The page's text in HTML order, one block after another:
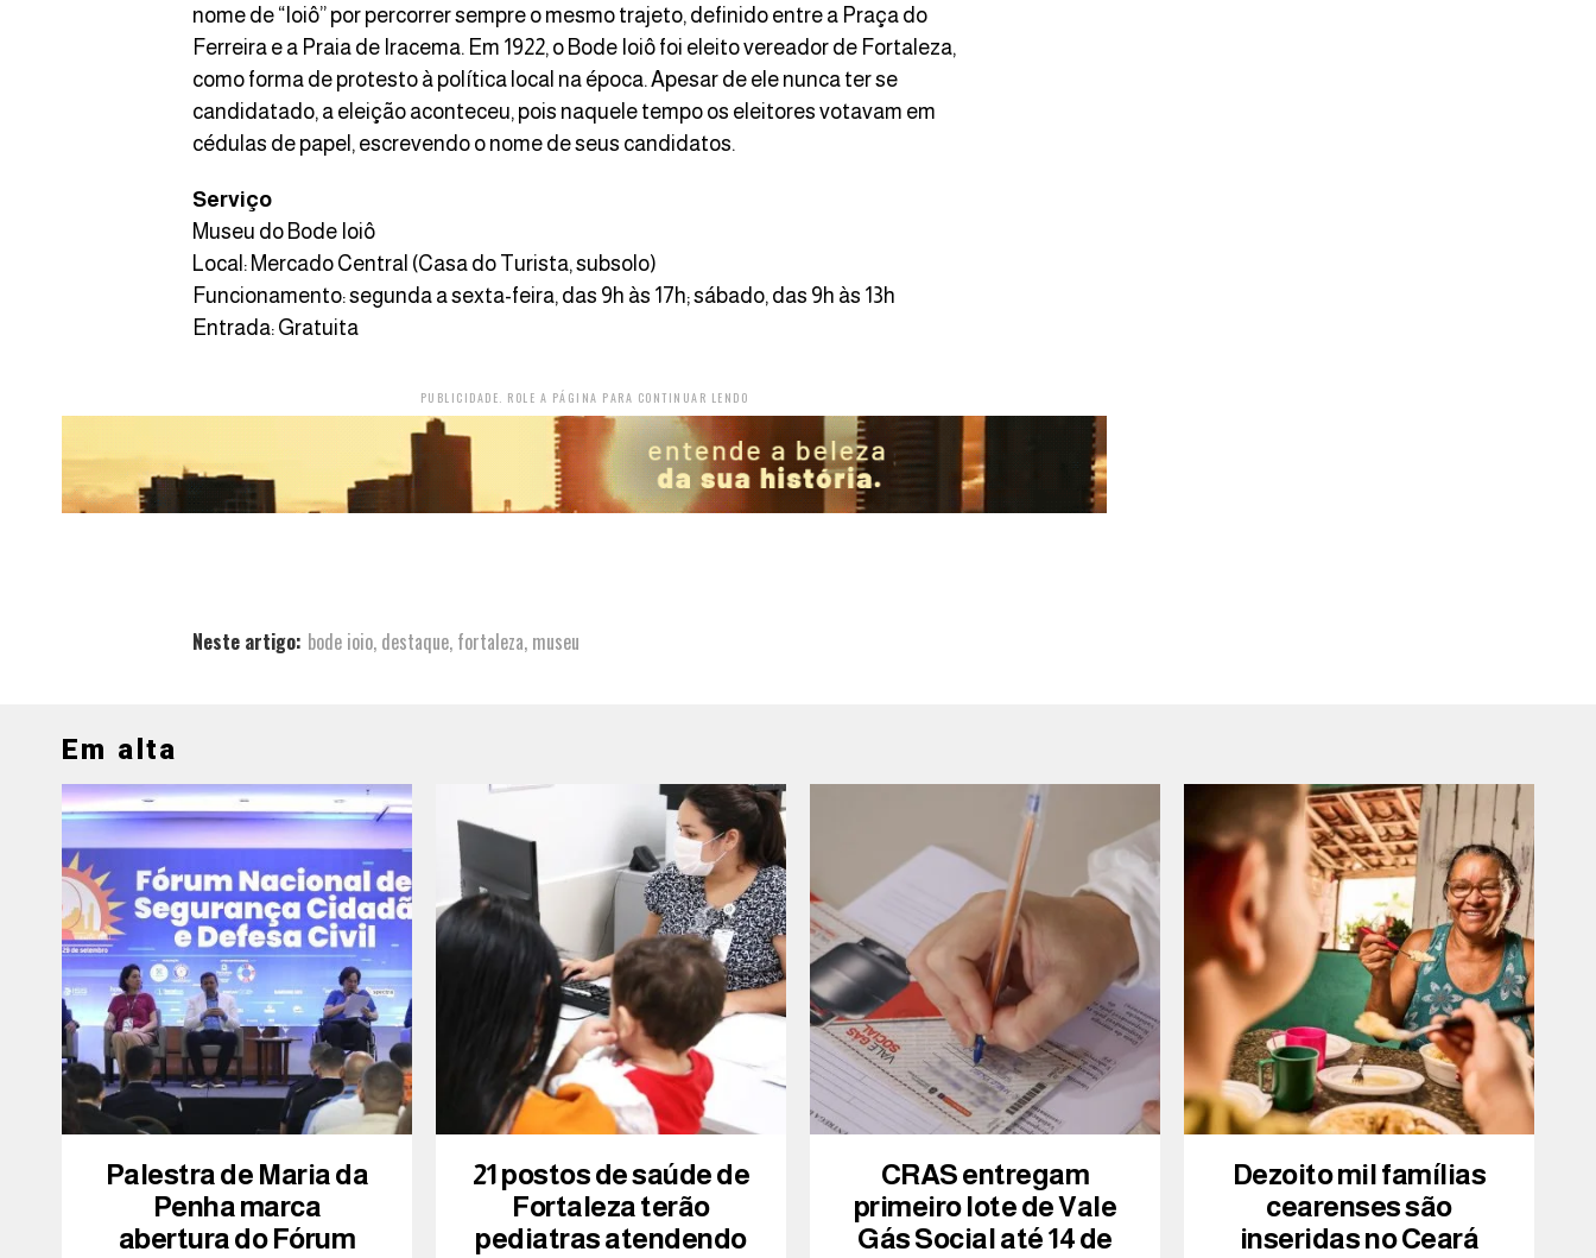
nome de “Ioiô” por percorrer sempre o mesmo trajeto, definido entre a Praça do
Ferreira e a Praia de Iracema. Em 1922, o Bode Ioiô foi eleito vereador de Fortaleza,
como forma de protesto à política local na época. Apesar de ele nunca ter se
candidatado, a eleição aconteceu, pois naquele tempo os eleitores votavam em
cédulas de papel, escrevendo o nome de seus candidatos.
Serviço
Museu do Bode Ioiô
Local: Mercado Central (Casa do Turista, subsolo)
Funcionamento: segunda a sexta-feira, das 9h às 17h; sábado, das 9h às 13h
Entrada: Gratuita
PUBLICIDADE. ROLE A PÁGINA PARA CONTINUAR LENDO
Neste artigo: bode ioio, destaque, fortaleza, museu
Em alta
Palestra de Maria da
Penha marca
abertura do Fórum
21 postos de saúde de
Fortaleza terão
pediatras atendendo
CRAS entregam
primeiro lote de Vale
Gás Social até 14 de
Dezoito mil famílias
cearenses são
inseridas no Ceará